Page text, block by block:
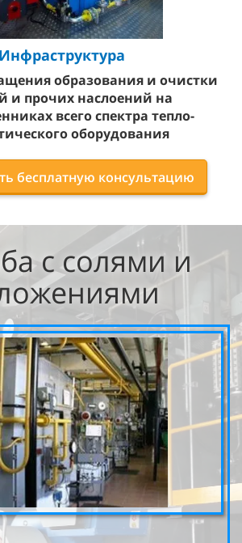
Инфраструктура
образования и очистки
и прочих наслоений на
всего спектра тепло-
оборудования
бесплатную консультацию
с солями и